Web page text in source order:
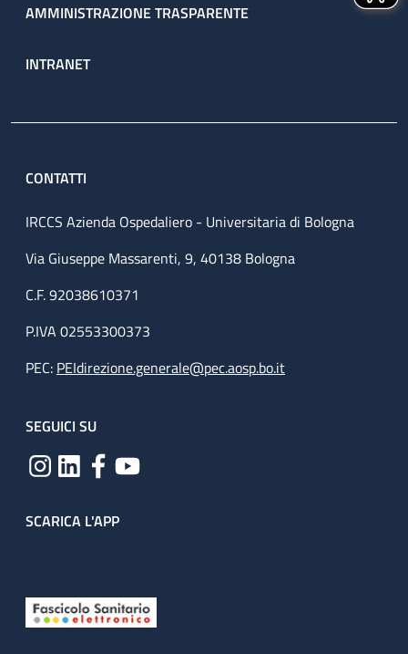
AMMINISTRAZIONE TRASPARENTE
INTRANET
CONTATTI
IRCCS Azienda Ospedaliero - Universitaria di Bologna
Via Giuseppe Massarenti, 9, 40138 Bologna
C.F. 92038610371
P.IVA 02553300373
PEC: PEIdirezione.generale@pec.aosp.bo.it
SEGUICI SU
SCARICA L'APP